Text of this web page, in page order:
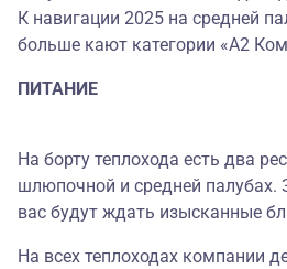
К навигации 2025 на средней
больше кают категории «А2
ПИТАНИЕ
На борту теплохода есть два
шлюпочной и средней палубах.
вас будут ждать изысканные
На всех теплоходах компании